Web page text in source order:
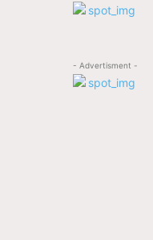
- Advertisment -